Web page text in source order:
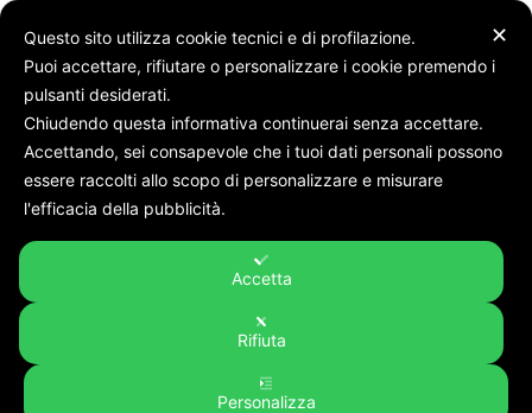
Tag:test
✕
Questo sito utilizza cookie tecnici e di profilazione.
Puoi accettare, rifiutare o personalizzare i cookie premendo i
pulsanti desiderati.
Chiudendo questa informativa continuerai senza accettare.
Accettando, sei consapevole che i tuoi dati personali possono
essere raccolti allo scopo di personalizzare e misurare
l'efficacia della pubblicità.
Accetta
Rifiuta
Personalizza